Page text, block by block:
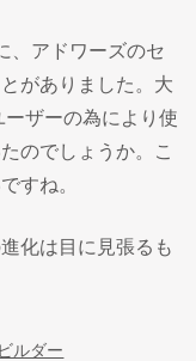
、アドワーズのセ
がありました。大
ザーの為により使
のでしょうか。こ
すね。
化は目に見張るも
ルダー